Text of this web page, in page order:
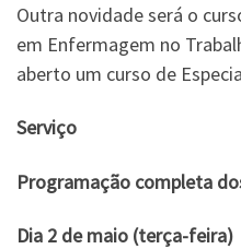
Outra novidade será o
em Enfermagem no
aberto um curso de
Serviço
Programação completa
Dia 2 de maio (terça-feira)